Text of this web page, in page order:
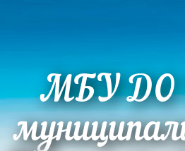
МБУ ДО